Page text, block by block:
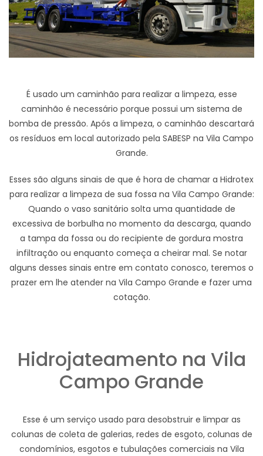
É usado um caminhão para realizar a limpeza, esse
caminhão é necessário porque possui um sistema de
bomba de pressão. Após a limpeza, o caminhão descartará
os resíduos em local autorizado pela SABESP na Vila Campo
Grande.
Esses são alguns sinais de que é hora de chamar a Hidrotex
para realizar a limpeza de sua fossa na Vila Campo Grande:
Quando o vaso sanitário solta uma quantidade de
excessiva de borbulha no momento da descarga, quando
a tampa da fossa ou do recipiente de gordura mostra
infiltração ou enquanto começa a cheirar mal. Se notar
alguns desses sinais entre em contato conosco, teremos o
prazer em lhe atender na Vila Campo Grande e fazer uma
cotação.
Hidrojateamento na Vila
Campo Grande
Esse é um serviço usado para desobstruir e limpar as
colunas de coleta de galerias, redes de esgoto, colunas de
condomínios, esgotos e tubulações comerciais na Vila